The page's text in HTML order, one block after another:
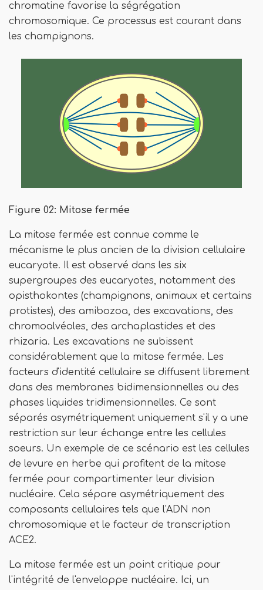
chromatine favorise la ségrégation
chromosomique. Ce processus est courant dans
les champignons.
Figure 02: Mitose fermée
La mitose fermée est connue comme le
mécanisme le plus ancien de la division cellulaire
eucaryote. Il est observé dans les six
supergroupes des eucaryotes, notamment des
opisthokontes (champignons, animaux et certains
protistes), des amibozoa, des excavations, des
chromoalvéoles, des archaplastides et des
rhizaria. Les excavations ne subissent
considérablement que la mitose fermée. Les
facteurs d'identité cellulaire se diffusent librement
dans des membranes bidimensionnelles ou des
phases liquides tridimensionnelles. Ce sont
séparés asymétriquement uniquement s'il y a une
restriction sur leur échange entre les cellules
soeurs. Un exemple de ce scénario est les cellules
de levure en herbe qui profitent de la mitose
fermée pour compartimenter leur division
nucléaire. Cela sépare asymétriquement des
composants cellulaires tels que l'ADN non
chromosomique et le facteur de transcription
ACE2.
La mitose fermée est un point critique pour
l'intégrité de l'enveloppe nucléaire. Ici, un